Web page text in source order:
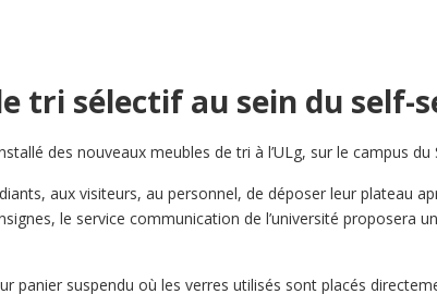
tri sélectif au sein du self-
des nouveaux meubles de tri à l’ULg, sur le campus du
aux visiteurs, au personnel, de déposer leur plateau
le service communication de l’université proposera
panier suspendu où les verres utilisés sont placés